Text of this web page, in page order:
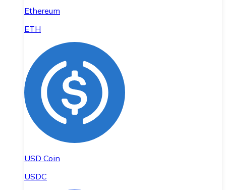
Ethereum
ETH
USD Coin
USDC